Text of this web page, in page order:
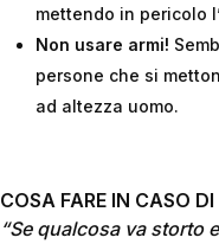
mettendo in pericolo
Non usare armi!
persone che si
ad altezza uomo.
COSA FARE IN CASO
“Se qualcosa va storto